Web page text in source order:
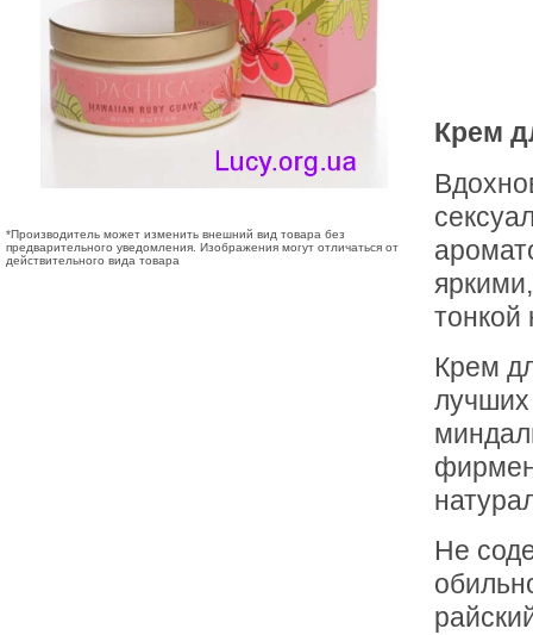
*Производитель может изменить внешний вид товара без
предварительного уведомления. Изображения могут отличаться от
действительного вида товара
Крем
тонкой
Крем
Не